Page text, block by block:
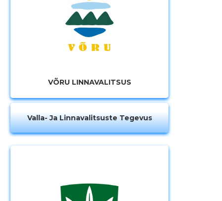
VÕRU LINNAVALITSUS
Valla- Ja Linnavalitsuste Tegevus